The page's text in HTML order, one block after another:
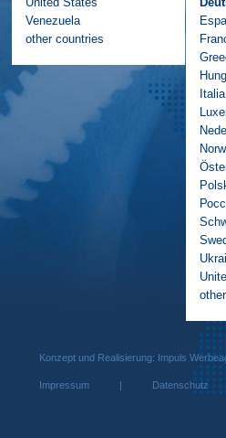
Venezuela
other countries
Italia
Konzept und Realisierung: Impuls
Impressum| Datenschutz